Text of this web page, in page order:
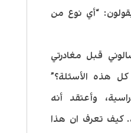
“أي نوع من
قبل مغادرتي
كل هذه الأسئلة؟”
وأعتقد أنه
كيف تعرف ان هذا